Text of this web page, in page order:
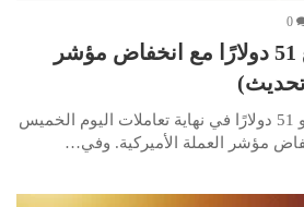
0
أسعار الذهب ترتفع 51 دولارًا مع انخفاض مؤشر
ارتفعت أسعار الذهب بنحو 51 دولارًا في نهاية تعاملات اليوم الخميس